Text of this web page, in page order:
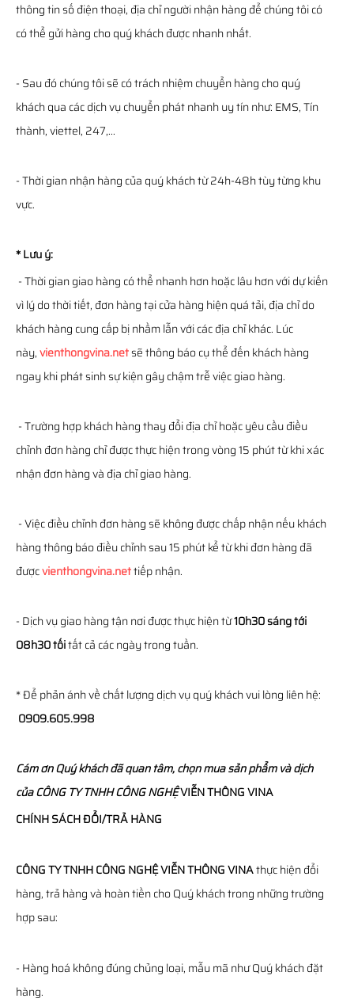
thông tin số điện thoại, địa chỉ người nhận hàng để chúng tôi có
có thể gửi hàng cho quý khách được nhanh nhất.
- Sau đó chúng tôi sẽ có trách nhiệm chuyển hàng cho quý
khách qua các dịch vụ chuyển phát nhanh uy tín như: EMS, Tín
thành, viettel, 247,...
- Thời gian nhận hàng của quý khách từ 24h-48h tùy từng khu
vực.
* Lưu ý:
- Thời gian giao hàng có thể nhanh hơn hoặc lâu hơn với dự kiến
vì lý do thời tiết, đơn hàng tại cửa hàng hiện quá tải, địa chỉ do
khách hàng cung cấp bị nhầm lẫn với các địa chỉ khác. Lúc
này,vienthongvina.netsẽ thông báo cụ thể đến khách hàng
ngay khi phát sinh sự kiện gây chậm trễ việc giao hàng.
- Trường hợp khách hàng thay đổi địa chỉ hoặc yêu cầu điều
chỉnh đơn hàng chỉ được thực hiện trong vòng 15 phút từ khi xác
nhận đơn hàng và địa chỉ giao hàng.
- Việc điều chỉnh đơn hàng sẽ không được chấp nhận nếu khách
hàng thông báo điều chỉnh sau 15 phút kể từ khi đơn hàng đã
đượcvienthongvina.nettiếp nhận.
- Dịch vụ giao hàng tận nơi được thực hiện từ10h30 sáng tới
08h30 tốitất cả các ngày trong tuần.
* Để phản ánh về chất lượng dịch vụ quý khách vui lòng liên hệ:
0909.605.998
Cám ơn Quý khách đã quan tâm, chọn mua sản phẩm và dịch
củaCÔNG TY TNHH CÔNG NGHỆVIỄN THÔNGVINA
CHÍNH SÁCH ĐỔI/TRẢ HÀNG
CÔNG TY TNHH CÔNG NGHỆ VIỄN THÔNG VINAthực hiện đổi
hàng, trả hàng và hoàn tiền cho Quý khách trong những trường
hợp sau:
- Hàng hoá không đúng chủng loại, mẫu mã như Quý khách đặt
hàng.